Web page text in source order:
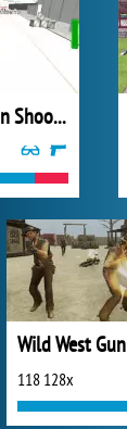
Stickman Gun Shooter 3D
Wild West Gun
118 128x